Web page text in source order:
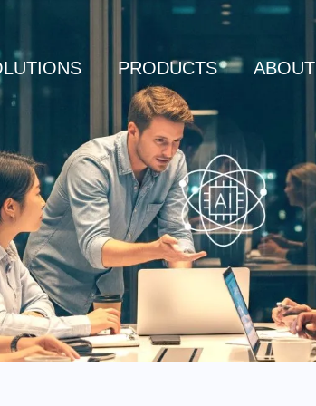
PRODUCTS ABOUT